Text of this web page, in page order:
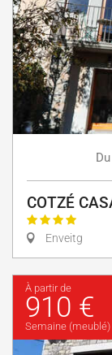
Du
COTZÉ
Enveitg
À partir de
910 €
Semaine (meublé)